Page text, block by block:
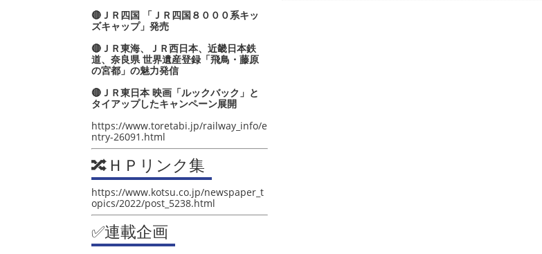
🔴ＪＲ四国 「ＪＲ四国８０００系キッ
ズキャップ」発売
🔴ＪＲ東海、ＪＲ西日本、近畿日本鉄
道、奈良県 世界遺産登録「飛鳥・藤原
の宮都」の魅力発信
🔴ＪＲ東日本 映画「ルックバック」と
タイアップしたキャンペーン展開
https://www.toretabi.jp/railway_info/e
ntry-26091.html
🔀ＨＰリンク集
https://www.kotsu.co.jp/newspaper_t
opics/2022/post_5238.html
✅連載企画